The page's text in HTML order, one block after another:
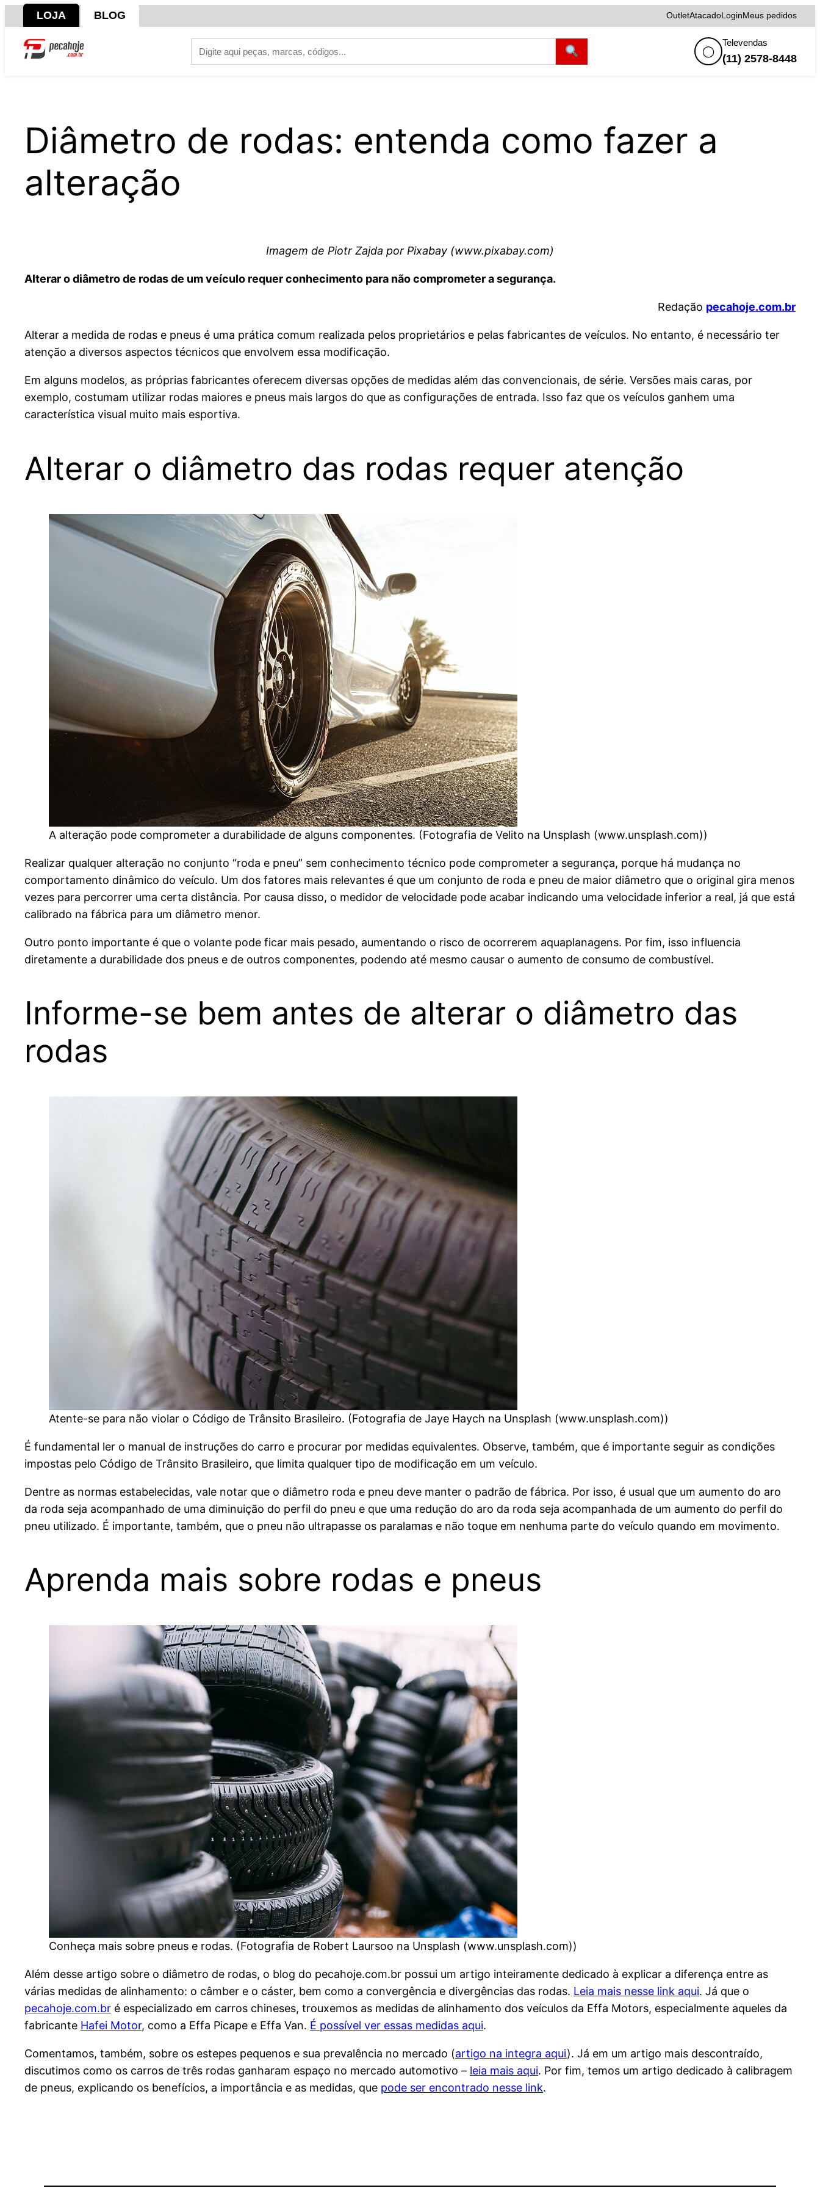
para
LOJA BLOG OutletAtacadoLoginMeus pedidos
◯
Televendas
(11) 2578-8448
Diâmetro de rodas: entenda como fazer a
alteração
Imagem de Piotr Zajda por Pixabay (www.pixabay.com)
Alterar o diâmetro de rodas de um veículo requer conhecimento para não comprometer a segurança.
Redação pecahoje.com.br
Alterar a medida de rodas e pneus é uma prática comum realizada pelos proprietários e pelas fabricantes de veículos. No entanto, é necessário ter
atenção a diversos aspectos técnicos que envolvem essa modificação.
Em alguns modelos, as próprias fabricantes oferecem diversas opções de medidas além das convencionais, de série. Versões mais caras, por
exemplo, costumam utilizar rodas maiores e pneus mais largos do que as configurações de entrada. Isso faz que os veículos ganhem uma
característica visual muito mais esportiva.
Alterar o diâmetro das rodas requer atenção
A alteração pode comprometer a durabilidade de alguns componentes. (Fotografia de Velito na Unsplash (www.unsplash.com))
Realizar qualquer alteração no conjunto “roda e pneu” sem conhecimento técnico pode comprometer a segurança, porque há mudança no
comportamento dinâmico do veículo. Um dos fatores mais relevantes é que um conjunto de roda e pneu de maior diâmetro que o original gira menos
vezes para percorrer uma certa distância. Por causa disso, o medidor de velocidade pode acabar indicando uma velocidade inferior a real, já que está
calibrado na fábrica para um diâmetro menor.
Outro ponto importante é que o volante pode ficar mais pesado, aumentando o risco de ocorrerem aquaplanagens. Por fim, isso influencia
diretamente a durabilidade dos pneus e de outros componentes, podendo até mesmo causar o aumento de consumo de combustível.
Informe-se bem antes de alterar o diâmetro das
rodas
Atente-se para não violar o Código de Trânsito Brasileiro. (Fotografia de Jaye Haych na Unsplash (www.unsplash.com))
É fundamental ler o manual de instruções do carro e procurar por medidas equivalentes. Observe, também, que é importante seguir as condições
impostas pelo Código de Trânsito Brasileiro, que limita qualquer tipo de modificação em um veículo.
Dentre as normas estabelecidas, vale notar que o diâmetro roda e pneu deve manter o padrão de fábrica. Por isso, é usual que um aumento do aro
da roda seja acompanhado de uma diminuição do perfil do pneu e que uma redução do aro da roda seja acompanhada de um aumento do perfil do
pneu utilizado. É importante, também, que o pneu não ultrapasse os paralamas e não toque em nenhuma parte do veículo quando em movimento.
Aprenda mais sobre rodas e pneus
Conheça mais sobre pneus e rodas. (Fotografia de Robert Laursoo na Unsplash (www.unsplash.com))
Além desse artigo sobre o diâmetro de rodas, o blog do pecahoje.com.br possui um artigo inteiramente dedicado à explicar a diferença entre as
várias medidas de alinhamento: o câmber e o cáster, bem como a convergência e divergências das rodas. Leia mais nesse link aqui. Já que o
pecahoje.com.br é especializado em carros chineses, trouxemos as medidas de alinhamento dos veículos da Effa Motors, especialmente aqueles da
fabricante Hafei Motor, como a Effa Picape e Effa Van. É possível ver essas medidas aqui.
Comentamos, também, sobre os estepes pequenos e sua prevalência no mercado (artigo na integra aqui). Já em um artigo mais descontraído,
discutimos como os carros de três rodas ganharam espaço no mercado automotivo – leia mais aqui. Por fim, temos um artigo dedicado à calibragem
de pneus, explicando os benefícios, a importância e as medidas, que pode ser encontrado nesse link.